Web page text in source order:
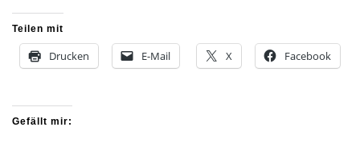
Teilen mit
Drucken E-Mail X Facebook
Gefällt mir: